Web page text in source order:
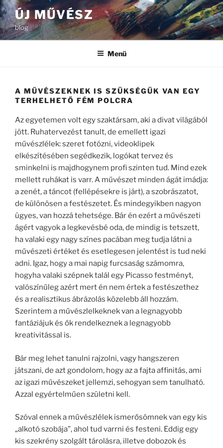
Tartalomhoz
ÚJ MŰVÉSZ
blog
Menü
A MŰVÉSZEKNEK IS SZÜKSÉGÜK VAN EGY
TERHELHETŐ FÉM POLCRA
Az egyetemen volt egy szaktársam, aki a divat világából
jött. Ruhatervezést tanult, de emellett igazi
művészlélek: szeret fotózni, videoklipek
elkészítésében segédkezik, logókat tervez és
sminkelni is majdhogynem profi szinten tud. Mind ezek
mellett ruhákat is varr. A művészet minden ágát imádja:
a zenét, a táncot (fellépésekre is járt), a szobrászatot,
de különösen a festészetet. És mindegyikben nagyon
ügyes, van hozzá tehetsége. Bár én ezért a művészeti
ágért vagyok a legkevésbé oda, de mindig is tetszett,
ha valaki egy nagy színes pacában meg tudja látni a
művészeti értéket és esetlegesen jelentést is tud neki
adni. Igaz, hogy a mai napig furcsaság számomra,
hogyha valaki szépnek talál egy Picasso festményt,
valószínűleg azért mert én nem értek a festészethez
és a realisztikus ábrázolás közelebb áll hozzám.
Szerintem a művészlelkeknek van a legnagyobb
fantáziájuk és ők rendelkeznek a legnagyobb
kreativitással is.
Bár meg lehet tanulni rajzolni, vagy hangszeren
játszani, de azt gondolom, hogy az a fajta affinitás, ami
az igazi művészeket jellemzi, sehogyan sem tanulható.
Azzal egyértelműen születni kell.
Szóval ennek a művészlélek ismerősömnek van egy kis
„alkotó szobája”, ahol tud varrni és festeni. Eddig egy
kis szekrény szolgált tárolásra, illetve dobozok és